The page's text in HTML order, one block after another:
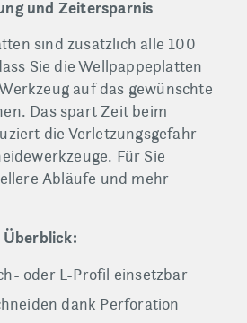
und Zeitersparnis
sind zusätzlich alle 100
Sie die Wellpappeplatten
auf das gewünschte
Das spart Zeit beim
die Verletzungsgefahr
Für Sie
Abläufe und mehr
oder L-Profil einsetzbar
dank Perforation